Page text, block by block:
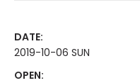
DATE:
2019-10-06 SUN
OPEN: